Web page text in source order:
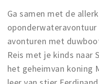
Ga samen met de
avonturen met
Reis met je kinds naar
het geheimvan koning